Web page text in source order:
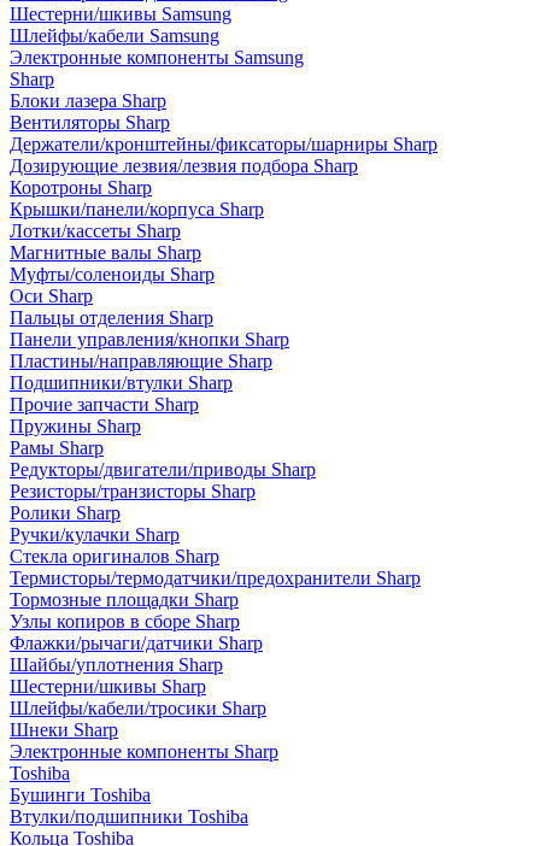
Шестерни/шкивы Samsung
Шлейфы/кабели Samsung
Электронные компоненты Samsung
Sharp
Блоки лазера Sharp
Вентиляторы Sharp
Держатели/кронштейны/фиксаторы/шарниры Sharp
Дозирующие лезвия/лезвия подбора Sharp
Коротроны Sharp
Крышки/панели/корпуса Sharp
Лотки/кассеты Sharp
Магнитные валы Sharp
Муфты/соленоиды Sharp
Оси Sharp
Пальцы отделения Sharp
Панели управления/кнопки Sharp
Пластины/направляющие Sharp
Подшипники/втулки Sharp
Прочие запчасти Sharp
Пружины Sharp
Рамы Sharp
Редукторы/двигатели/приводы Sharp
Резисторы/транзисторы Sharp
Ролики Sharp
Ручки/кулачки Sharp
Стекла оригиналов Sharp
Термисторы/термодатчики/предохранители Sharp
Тормозные площадки Sharp
Узлы копиров в сборе Sharp
Флажки/рычаги/датчики Sharp
Шайбы/уплотнения Sharp
Шестерни/шкивы Sharp
Шлейфы/кабели/тросики Sharp
Шнеки Sharp
Электронные компоненты Sharp
Toshiba
Бушинги Toshiba
Втулки/подшипники Toshiba
Кольца Toshiba